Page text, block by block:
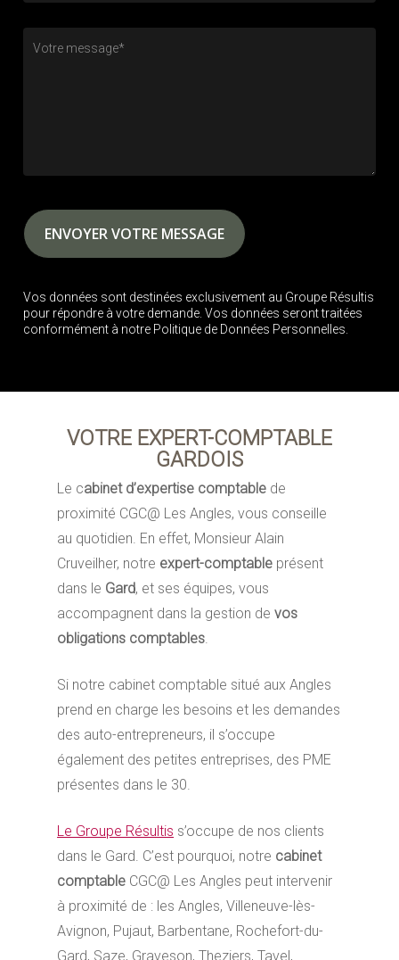
Vos données sont destinées exclusivement au Groupe Résultis
pour répondre à votre demande. Vos données seront traitées
conformément à notre Politique de Données Personnelles.
VOTRE EXPERT-COMPTABLE
GARDOIS
Le cabinet d’expertise comptable de
proximité CGC@ Les Angles, vous conseille
au quotidien. En effet, Monsieur Alain
Cruveilher, notre expert-comptable présent
dans le Gard, et ses équipes, vous
accompagnent dans la gestion devos
obligations comptables.
Si notre cabinet comptable situé aux Angles
prend en charge les besoins et les demandes
des auto-entrepreneurs, il s’occupe
également des petites entreprises, des PME
présentes dans le 30.
Le Groupe Résultis s’occupe de nos clients
dans le Gard. C’est pourquoi, notre cabinet
comptable CGC@ Les Angles peut intervenir
à proximité de : les Angles, Villeneuve-lès-
Avignon, Pujaut, Barbentane, Rochefort-du-
Gard, Saze, Graveson, Theziers, Tavel,